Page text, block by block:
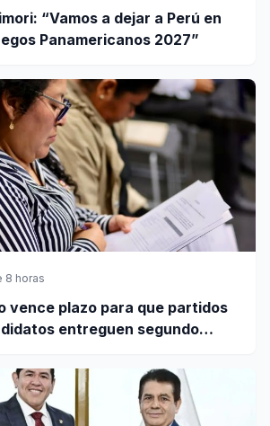
“Vamos a dejar a Perú en
Panamericanos 2027”
8 horas
vence plazo para que partidos
entreguen segundo